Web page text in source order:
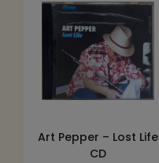
Art Pepper – Lost Life
CD